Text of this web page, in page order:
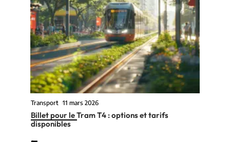
Transport 11 mars 2026
Billet pour le Tram T4 : options et tarifs
disponibles